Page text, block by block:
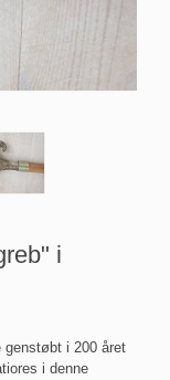
i
genstøbt i 200 året
i denne